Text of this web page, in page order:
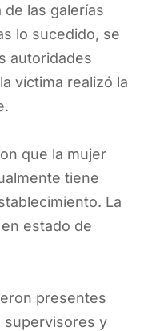
de las galerías
lo sucedido, se
autoridades
víctima realizó la
que la mujer
tiene
La
estado de
presentes
supervisores y